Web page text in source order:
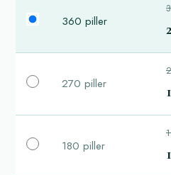
360 piller
270 piller
180 piller